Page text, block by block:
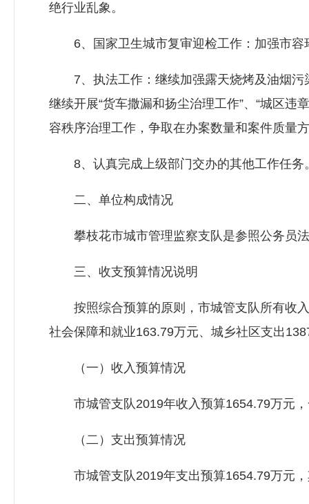
绝行业乱象。
6、国家卫生城市复审迎检工作：加强市容
7、执法工作：继续加强露天烧烤及油烟污
继续开展“货车撒漏和扬尘治理工作”、“城区违
容秩序治理工作，争取在办案数量和案件质量
8、认真完成上级部门交办的其他工作任务
二、单位构成情况
攀枝花市城市管理监察支队是参照公务员法
三、收支预算情况说明
按照综合预算的原则，市城管支队所有收入
社会保障和就业163.79万元、城乡社区支出
（一）收入预算情况
市城管支队2019年收入预算1654.79万元，
（二）支出预算情况
市城管支队2019年支出预算1654.79万元，